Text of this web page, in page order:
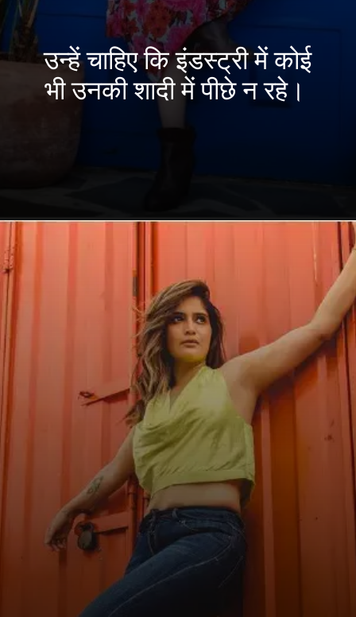
उन्हें चाहिए कि इंडस्ट्री में कोई
भी उनकी शादी में पीछे न रहे।